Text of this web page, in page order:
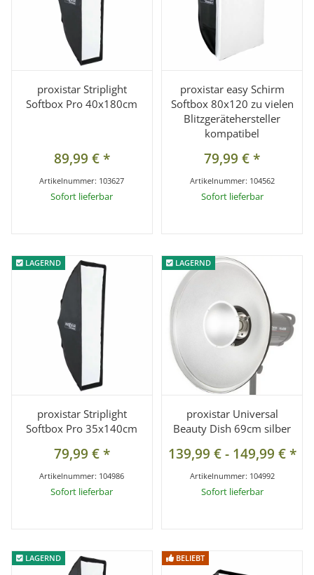
proxistar Striplight
Softbox Pro 40x180cm
89,99 €*
Artikelnummer: 103627
Sofort lieferbar
proxistar easy Schirm
Softbox 80x120 zu vielen
Blitzgerätehersteller
kompatibel
79,99 €*
Artikelnummer: 104562
Sofort lieferbar
LAGERND
LAGERND
proxistar Striplight
Softbox Pro 35x140cm
79,99 €*
Artikelnummer: 104986
Sofort lieferbar
LAGERND
LAGERND
proxistar Universal
Beauty Dish 69cm silber
139,99 €- 149,99 €*
Artikelnummer: 104992
Sofort lieferbar
LAGERND
LAGERND BELIEBT
BELIEBT